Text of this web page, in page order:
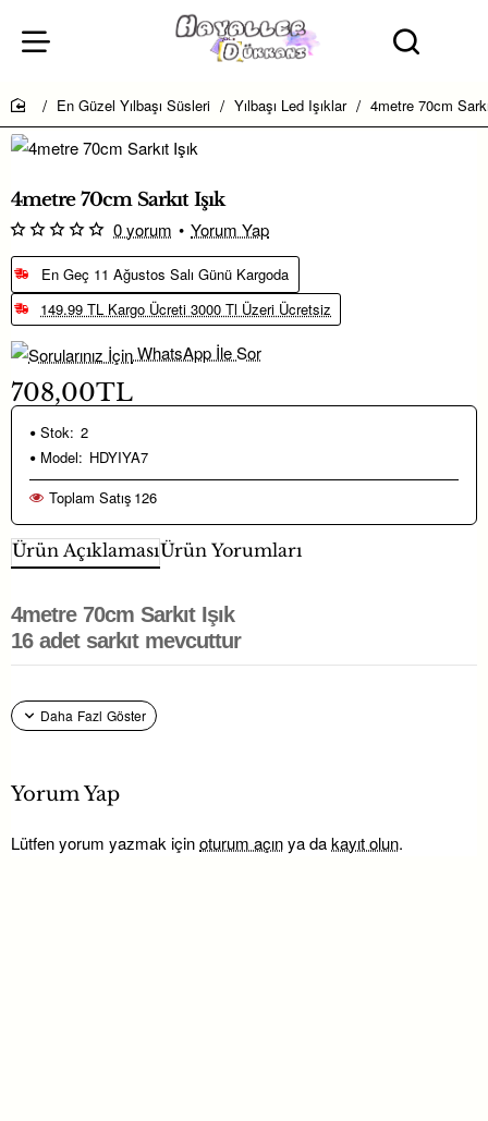
home
En Güzel Yılbaşı Süsleri Yılbaşı Led Işıklar 4metre 70cm
4metre 70cm Sarkıt Işık
En Geç 11 Ağustos Salı Günü Kargoda
149.99 TL Kargo Ücreti 3000 Tl Üzeri Ücretsiz
WhatsApp İle Sor
0 yorum • Yorum Yap
708,00TL
Stok: 2
Model: HDYIYA7
Toplam Satış 126
Ürün AçıklamasıÜrün Yorumları
4metre 70cm Sarkıt Işık
16 adet sarkıt mevcuttur
Yorum Yap
Lütfen yorum yazmak içinoturum açınya dakayıt olun.